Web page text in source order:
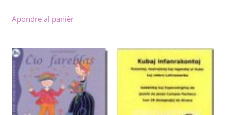
was:
is:
Apondre al panièr